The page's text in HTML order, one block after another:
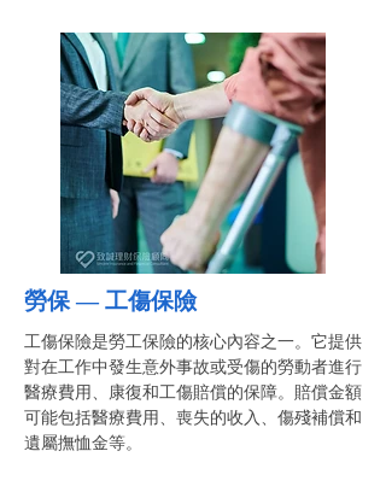
勞保 —工傷保險
工傷保險是勞工保險的核心內容之一。它提供
對在工作中發生意外事故或受傷的勞動者進行
醫療費用、康復和工傷賠償的保障。賠償金額
可能包括醫療費用、喪失的收入、傷殘補償和
遺屬撫恤金等。​